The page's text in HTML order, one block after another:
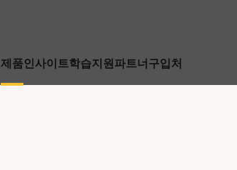
제품인사이트학습지원파트너구입처